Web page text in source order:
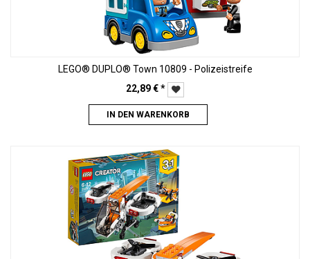
LEGO® DUPLO® Town 10809 - Polizeistreife
22,89€*
IN DEN WARENKORB